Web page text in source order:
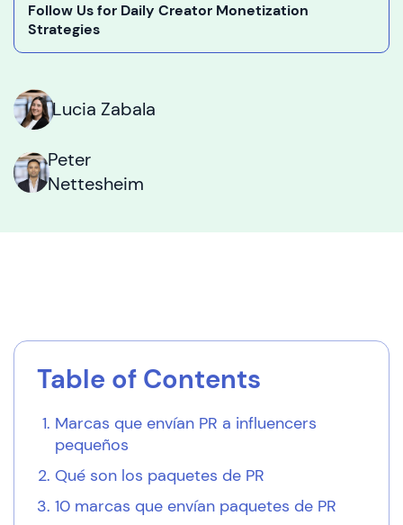
Follow Us for Daily Creator Monetization
Strategies
Lucia Zabala
Peter
Nettesheim
Table of Contents
Marcas que envían PR a influencers
pequeños
Qué son los paquetes de PR
10 marcas que envían paquetes de PR